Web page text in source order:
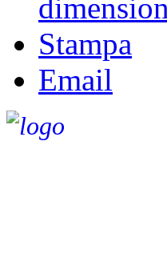
Stampa
Email